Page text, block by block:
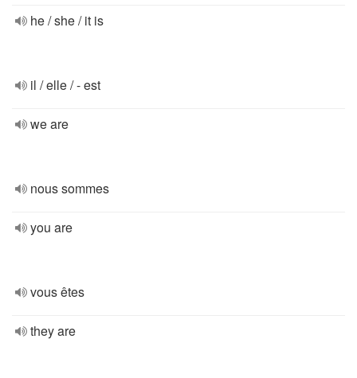
he / she / it is
il / elle / - est
we are
nous sommes
you are
vous êtes
they are